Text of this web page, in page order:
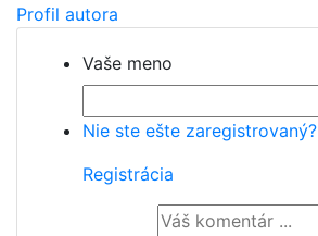
Profil autora
Vaše meno
Nie ste ešte zaregistrovaný?
Registrácia